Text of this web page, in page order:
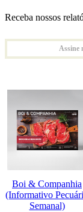
Receba nossos
Assine
Boi & Companhia
(Informativo
Semanal)